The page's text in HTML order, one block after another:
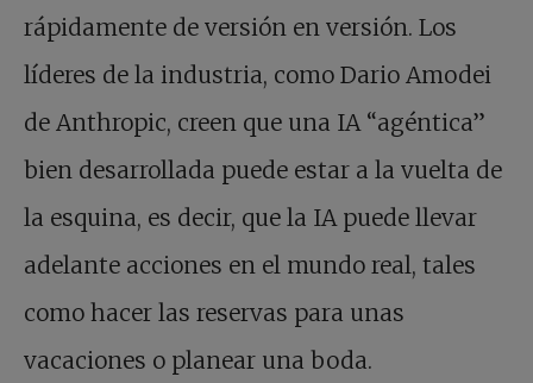
rápidamente de versión en versión. Los
líderes de la industria, como Dario Amodei
de Anthropic, creen que una IA “agéntica”
bien desarrollada puede estar a la vuelta de
la esquina, es decir, que la IA puede llevar
adelante acciones en el mundo real, tales
como hacer las reservas para unas
vacaciones o planear una boda.